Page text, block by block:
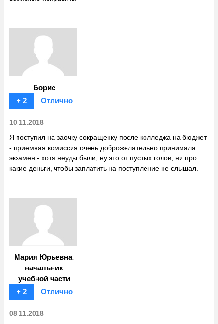
Борис
+ 2
Отлично
10.11.2018
Я поступил на заочку сокращенку после колледжа на бюджет
- приемная комиссия очень доброжелательно принимала
экзамен - хотя неуды были, ну это от пустых голов, ни про
какие деньги, чтобы заплатить на поступление не слышал.
Мария Юрьевна,
начальник
учебной части
+ 2
Отлично
08.11.2018